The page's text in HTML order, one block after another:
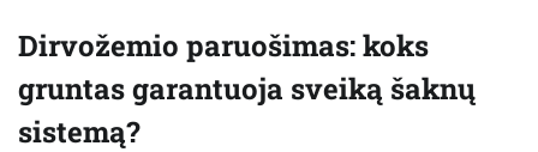
Dirvožemio paruošimas: koks
gruntas garantuoja sveiką šaknų
sistemą?